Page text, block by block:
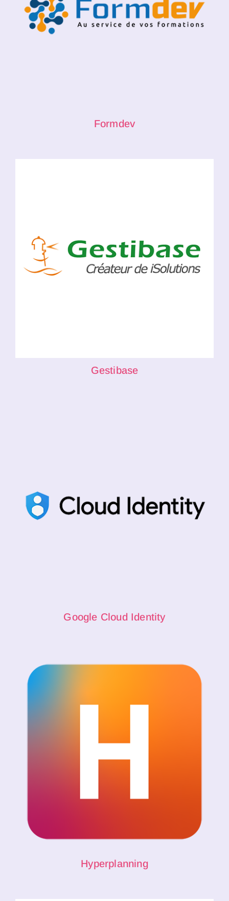
Formdev
Gestibase
Google Cloud Identity
Hyperplanning